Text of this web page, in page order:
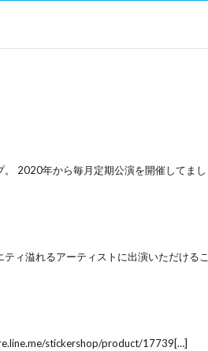
2020年から毎月定期公演を開催してまし
ィ溢れるアーティストに出演いただけるこ
stickershop/product/17739[…]